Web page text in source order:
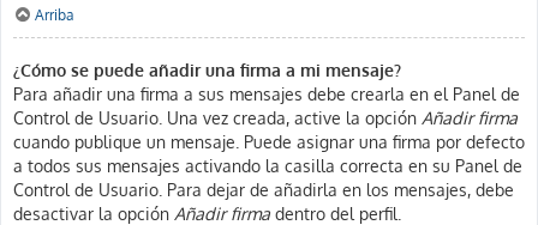
Arriba
¿Cómo se puede añadir una firma a mi mensaje?
Para añadir una firma a sus mensajes debe crearla en el Panel de
Control de Usuario. Una vez creada, active la opción Añadir firma
cuando publique un mensaje. Puede asignar una firma por defecto
a todos sus mensajes activando la casilla correcta en su Panel de
Control de Usuario. Para dejar de añadirla en los mensajes, debe
desactivar la opción Añadir firma dentro del perfil.